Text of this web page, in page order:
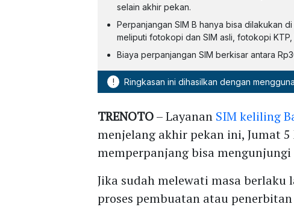
selain akhir pekan.
Perpanjangan SIM B hanya bisa dilakukan
meliputi fotokopi dan SIM asli, fotokopi
Biaya perpanjangan SIM berkisar antara
! Ringkasan ini dihasilkan dengan
TRENOTO– Layanan SIM keliling
menjelang akhir pekan ini, Jumat
memperpanjang bisa
Jika sudah melewati masa
proses pembuatan atau